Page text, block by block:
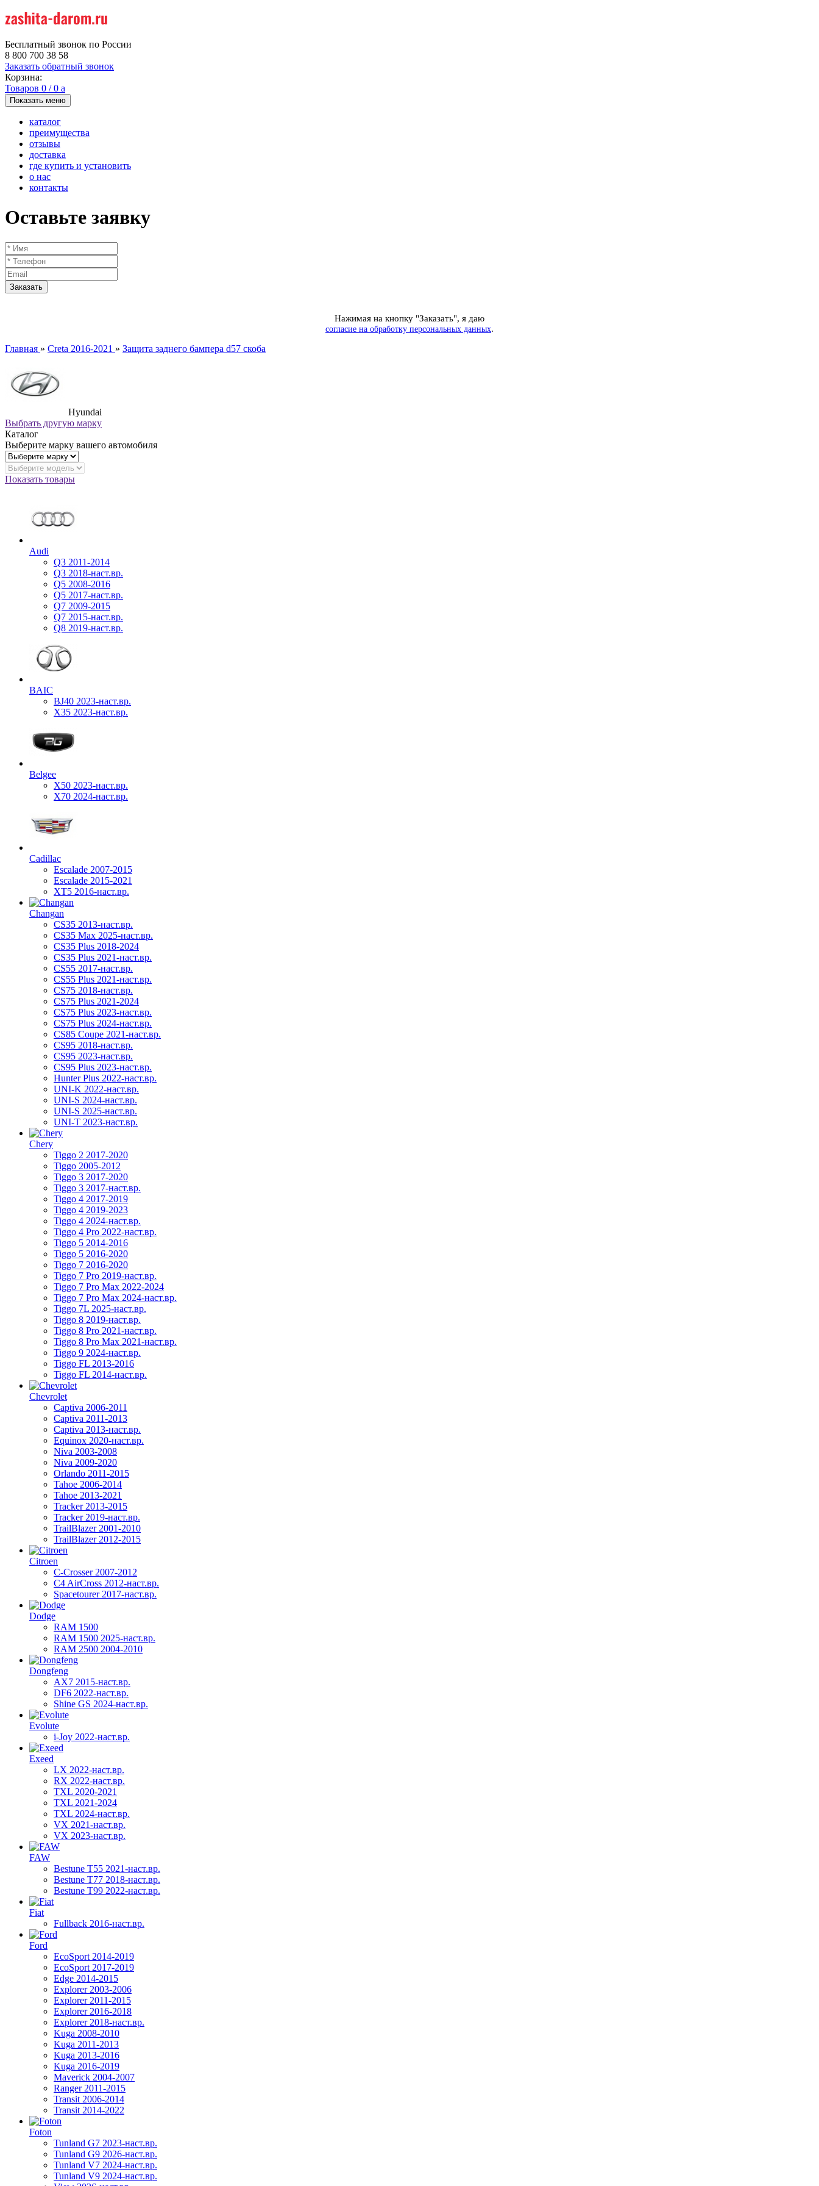
Бесплатный звонок по России
8 800 700 38 58
Заказать обратный звонок
Корзина:
Товаров 0 /0 a
Показать меню
каталог
преимущества
отзывы
доставка
где купить и установить
о нас
контакты
Оставьте заявку
Нажимая на кнопку "Заказать", я даю
согласие на обработку персональных данных.
Главная » Creta 2016-2021 » Защита заднего бампера d57 скоба
Hyundai
Выбрать другую марку
Каталог
Выберите марку вашего автомобиля
Показать товары
Audi
Q3 2011-2014
Q3 2018-наст.вр.
Q5 2008-2016
Q5 2017-наст.вр.
Q7 2009-2015
Q7 2015-наст.вр.
Q8 2019-наст.вр.
BAIC
BJ40 2023-наст.вр.
X35 2023-наст.вр.
Belgee
X50 2023-наст.вр.
X70 2024-наст.вр.
Cadillac
Escalade 2007-2015
Escalade 2015-2021
XT5 2016-наст.вр.
Changan
CS35 2013-наст.вр.
CS35 Max 2025-наст.вр.
CS35 Plus 2018-2024
CS35 Plus 2021-наст.вр.
CS55 2017-наст.вр.
CS55 Plus 2021-наст.вр.
CS75 2018-наст.вр.
CS75 Plus 2021-2024
CS75 Plus 2023-наст.вр.
CS75 Plus 2024-наст.вр.
CS85 Coupe 2021-наст.вр.
CS95 2018-наст.вр.
CS95 2023-наст.вр.
CS95 Plus 2023-наст.вр.
Hunter Plus 2022-наст.вр.
UNI-K 2022-наст.вр.
UNI-S 2024-наст.вр.
UNI-S 2025-наст.вр.
UNI-T 2023-наст.вр.
Chery
Tiggo 2 2017-2020
Tiggo 2005-2012
Tiggo 3 2017-2020
Tiggo 3 2017-наст.вр.
Tiggo 4 2017-2019
Tiggo 4 2019-2023
Tiggo 4 2024-наст.вр.
Tiggo 4 Pro 2022-наст.вр.
Tiggo 5 2014-2016
Tiggo 5 2016-2020
Tiggo 7 2016-2020
Tiggo 7 Pro 2019-наст.вр.
Tiggo 7 Pro Max 2022-2024
Tiggo 7 Pro Max 2024-наст.вр.
Tiggo 7L 2025-наст.вр.
Tiggo 8 2019-наст.вр.
Tiggo 8 Pro 2021-наст.вр.
Tiggo 8 Pro Max 2021-наст.вр.
Tiggo 9 2024-наст.вр.
Tiggo FL 2013-2016
Tiggo FL 2014-наст.вр.
Chevrolet
Captiva 2006-2011
Captiva 2011-2013
Captiva 2013-наст.вр.
Equinox 2020-наст.вр.
Niva 2003-2008
Niva 2009-2020
Orlando 2011-2015
Tahoe 2006-2014
Tahoe 2013-2021
Tracker 2013-2015
Tracker 2019-наст.вр.
TrailBlazer 2001-2010
TrailBlazer 2012-2015
Citroen
C-Crosser 2007-2012
C4 AirCross 2012-наст.вр.
Spacetourer 2017-наст.вр.
Dodge
RAM 1500
RAM 1500 2025-наст.вр.
RAM 2500 2004-2010
Dongfeng
AX7 2015-наст.вр.
DF6 2022-наст.вр.
Shine GS 2024-наст.вр.
Evolute
i-Joy 2022-наст.вр.
Exeed
LX 2022-наст.вр.
RX 2022-наст.вр.
TXL 2020-2021
TXL 2021-2024
TXL 2024-наст.вр.
VX 2021-наст.вр.
VX 2023-наст.вр.
FAW
Bestune T55 2021-наст.вр.
Bestune T77 2018-наст.вр.
Bestune T99 2022-наст.вр.
Fiat
Fullback 2016-наст.вр.
Ford
EcoSport 2014-2019
EcoSport 2017-2019
Edge 2014-2015
Explorer 2003-2006
Explorer 2011-2015
Explorer 2016-2018
Explorer 2018-наст.вр.
Kuga 2008-2010
Kuga 2011-2013
Kuga 2013-2016
Kuga 2016-2019
Maverick 2004-2007
Ranger 2011-2015
Transit 2006-2014
Transit 2014-2022
Foton
Tunland G7 2023-наст.вр.
Tunland G9 2026-наст.вр.
Tunland V7 2024-наст.вр.
Tunland V9 2024-наст.вр.